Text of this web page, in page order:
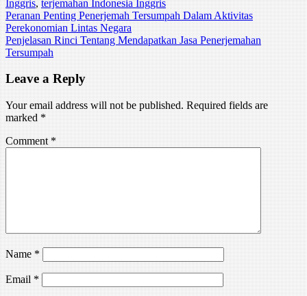
Inggris,terjemahan Indonesia Inggris
Post
navigation
Peranan Penting Penerjemah Tersumpah Dalam Aktivitas
Perekonomian Lintas Negara
Penjelasan Rinci Tentang Mendapatkan Jasa Penerjemahan
Tersumpah
Leave a Reply
Your email address will not be published. Required fields are
marked*
Comment*
Name*
Email*